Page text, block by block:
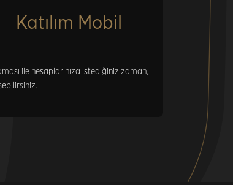
Katılım Mobil
ile hesaplarınıza istediğiniz zaman,